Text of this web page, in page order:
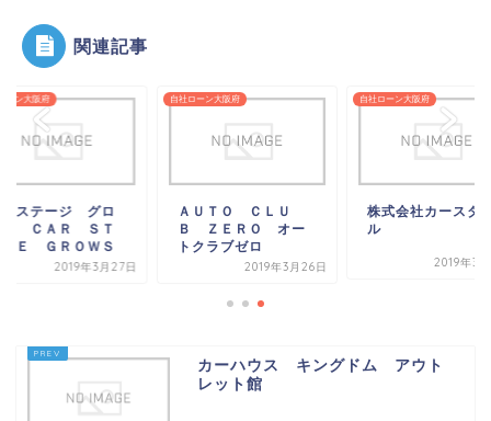
関連記事
ーン大阪府
ーステージ グロ
ス ＣＡＲ ＳＴ
ＧＥ ＧＲＯＷＳ
2019年3月27日
自社ローン大阪府
ＡＵＴＯ ＣＬＵ
Ｂ ＺＥＲＯ オー
トクラブゼロ
2019年3月26日
自社ローン大阪府
株式会社カースタ
ル
2019年3
カーハウス キングドム アウト
レット館